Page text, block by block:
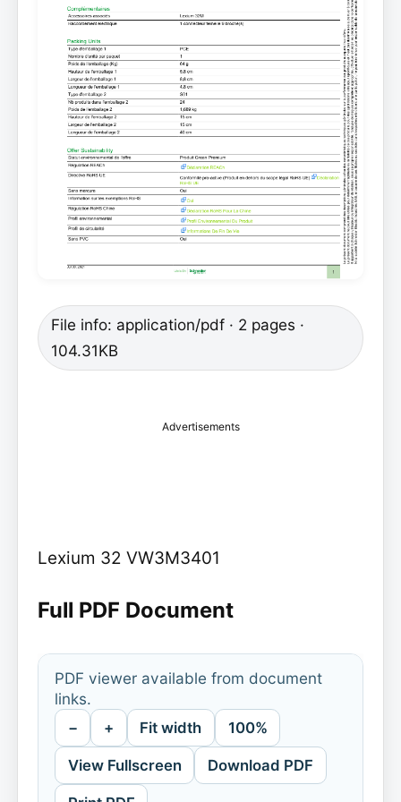
File info: application/pdf · 2 pages ·
104.31KB
Advertisements
Lexium 32 VW3M3401
Full PDF Document
PDF viewer available from document
links.
− + Fit width 100%
View Fullscreen Download PDF